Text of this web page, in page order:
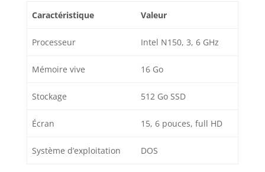
Caractéristique Valeur
Processeur Intel N150, 3, 6 GHz
Mémoire vive 16 Go
Stockage 512 Go SSD
Écran 15, 6 pouces, full HD
Système d’exploitation DOS